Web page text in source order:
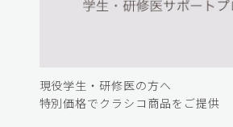
現役学生・研修医の方へ
特別価格でクラシコ商品をご提供